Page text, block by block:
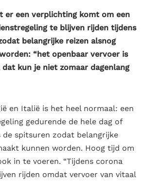
er een verplichting komt om een
te blijven rijden tijdens
belangrijke reizen alsnog
“het openbaar vervoer is
kun je niet zomaar dagenlang
en Italië is het heel normaal: een
gedurende de hele dag of
spitsuren zodat belangrijke
kunnen worden. Hoog tijd om
in te voeren. “Tijdens corona
rijden omdat vervoer van vitaal